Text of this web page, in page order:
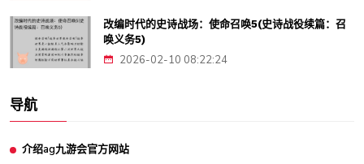
改编时代的史诗战场：使命召唤5(史诗战役续篇：召
唤义务5)
2026-02-10 08:22:24
导航
介绍ag九游会官方网站